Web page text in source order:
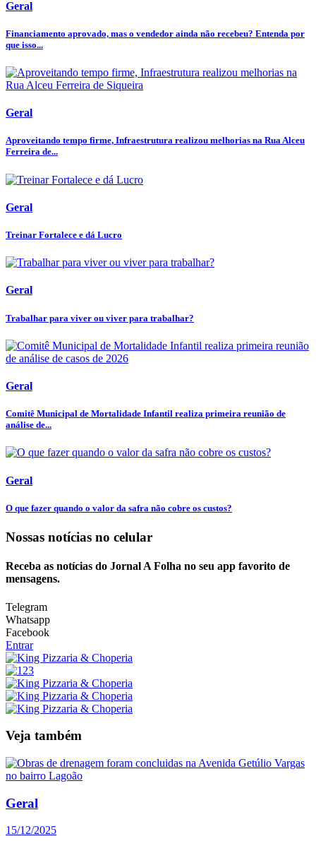
Geral
Financiamento aprovado, mas o vendedor ainda não recebeu? Entenda por
que isso...
Geral
Aproveitando tempo firme, Infraestrutura realizou melhorias na Rua Alceu
Ferreira de...
Geral
Treinar Fortalece e dá Lucro
Geral
Trabalhar para viver ou viver para trabalhar?
Geral
Comitê Municipal de Mortalidade Infantil realiza primeira reunião de
análise de...
Geral
O que fazer quando o valor da safra não cobre os custos?
Nossas notícias no celular
Receba as notícias do Jornal A Folha no seu app favorito de
mensagens.
Telegram
Whatsapp
Facebook
Entrar
Veja também
Geral
15/12/2025